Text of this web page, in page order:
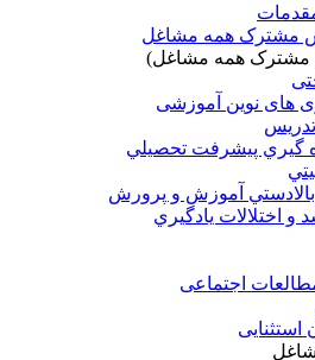
مشترک همه مشاغل
همه مشاغل)
های نوین آموزشی
گيري پيشرفت تحصيلي
بالادستي آموزش و پرورش
و اختلالات يادگيري
اجتماعی
استثنایی